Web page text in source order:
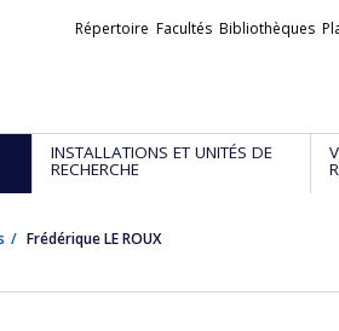
Liens
Répertoire Facultés Bibliothèques
INSTALLATIONS ET UNITÉS DE
RECHERCHE
Frédérique LE ROUX